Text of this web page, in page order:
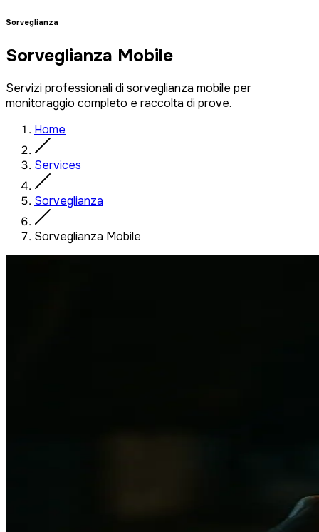
Sorveglianza
Sorveglianza Mobile
Servizi professionali di sorveglianza mobile per
monitoraggio completo e raccolta di prove.
Home
Services
Sorveglianza
Sorveglianza Mobile